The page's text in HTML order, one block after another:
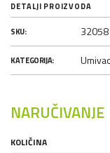
DETALJI PROIZVODA
SKU: 32058
KATEGORIJA:
NARUČIVANJE
KOLIČINA